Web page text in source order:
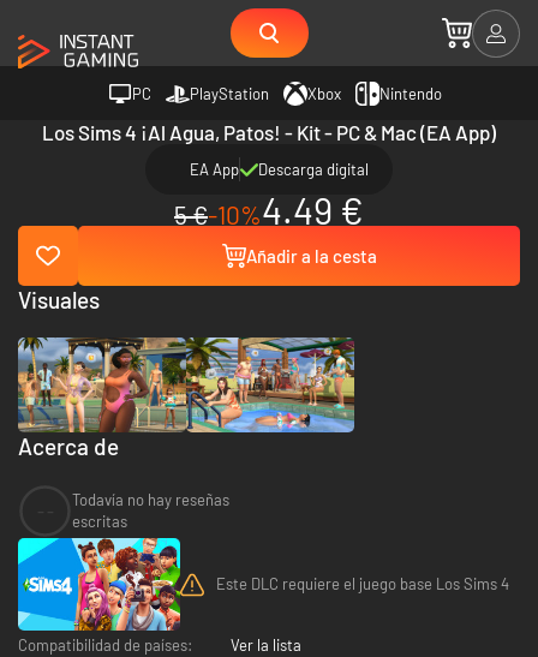
PC PlayStation Xbox Nintendo
Los Sims 4 ¡Al Agua, Patos! - Kit - PC & Mac (EA App)
EA App Descarga digital
5 €-10%4.49 €
Añadir a la cesta
Acerca de
Todavía no hay reseñas
escritas
Este DLC requiere el juego base Los Sims 4
Compatibilidad de países:
Ver la lista
Visuales